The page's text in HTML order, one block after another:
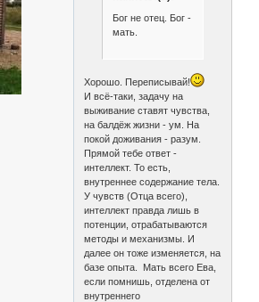
Бог не отец. Бог -
мать.
Хорошо. Переписывай!
И всё-таки, задачу на
выживание ставят чувства,
на балдёж жизни - ум. На
покой доживания - разум.
Прямой тебе ответ -
интеллект. То есть,
внутреннее содержание тела.
У чувств (Отца всего),
интеллект правда лишь в
потенции, отрабатываются
методы и механизмы. И
далее он тоже изменяется, на
базе опыта. Мать всего Ева,
если помнишь, отделена от
внутреннего